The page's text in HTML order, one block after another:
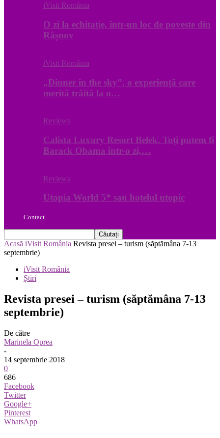
iVisit România
O zi la echitație, într-un loc de poveste din
Râșnov
iVisit România
„Dinner in the sky”, o experiență care
merită trăită la o…
Reviews
Calista Luxury Resort Belek. Toți putem fi
Barack Obama într-o zi,…
Reviews
Utopia World 5* sau hotelul utopic
Contact
Acasă iVisit România Revista presei – turism (săptămâna 7-13
septembrie)
iVisit România
Știri
Revista presei – turism (săptămâna 7-13
septembrie)
De către
Marinela Oprea
-
14 septembrie 2018
0
686
Facebook
Twitter
Google+
Pinterest
WhatsApp